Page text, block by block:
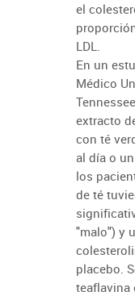
el
LDL.
En un
Médico
extracto
con té
al día o
los
de té
"malo") y
placebo.
teaflavina